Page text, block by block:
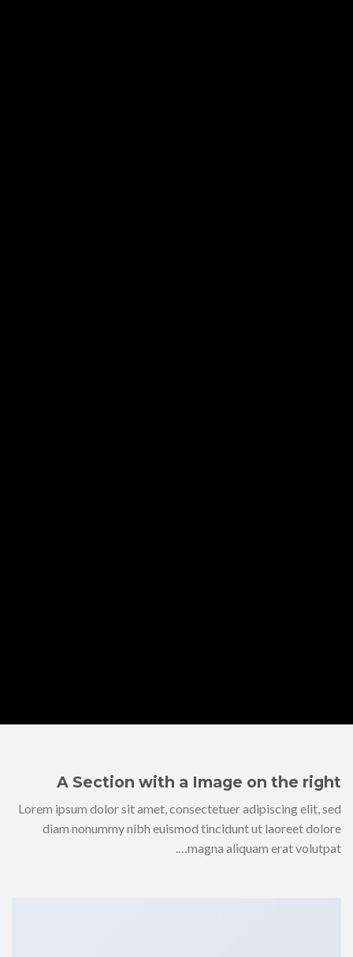
A Section with a Image on the right
Lorem ipsum dolor sit amet, consectetuer adipiscing elit, sed
diam nonummy nibh euismod tincidunt ut laoreet dolore
magna aliquam erat volutpat….